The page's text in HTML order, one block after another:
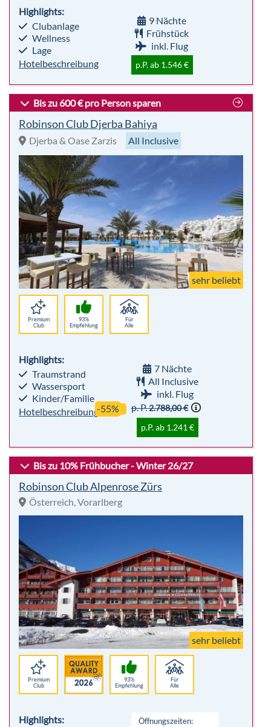
Highlights:
Clubanlage
Wellness
Lage
Hotelbeschreibung
9 Nächte
Frühstück
inkl. Flug
p.P. ab 1.546 €
Bis zu 600 € pro Person sparen
Robinson Club Djerba Bahiya
Djerba & Oase Zarzis All Inclusive
sehr beliebt
Premium
Club
93%
Empfehlung
Für
Alle
Highlights:
Traumstrand
Wassersport
Kinder/Familie
Hotelbeschreibung
7 Nächte
All Inclusive
inkl. Flug
-55%
p. P.2.788,00 €
p.P. ab 1.241 €
Bis zu 10% Frühbucher - Winter 26/27
Robinson Club Alpenrose Zürs
Österreich, Vorarlberg
sehr beliebt
Premium
Club
93%
Empfehlung
Für
Alle
Highlights:
Öffnungszeiten: